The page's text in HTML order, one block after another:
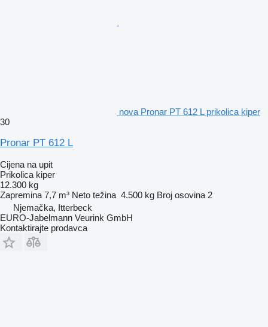
nova Pronar PT 612 L prikolica kiper
30
Pronar PT 612 L
Cijena na upit
Prikolica kiper
12.300 kg
Zapremina 7,7 m³ Neto težina 4.500 kg Broj osovina 2
Njemačka, Itterbeck
EURO-Jabelmann Veurink GmbH
Kontaktirajte prodavca